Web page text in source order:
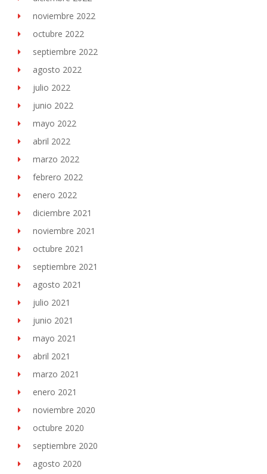
noviembre 2022
octubre 2022
septiembre 2022
agosto 2022
julio 2022
junio 2022
mayo 2022
abril 2022
marzo 2022
febrero 2022
enero 2022
diciembre 2021
noviembre 2021
octubre 2021
septiembre 2021
agosto 2021
julio 2021
junio 2021
mayo 2021
abril 2021
marzo 2021
enero 2021
noviembre 2020
octubre 2020
septiembre 2020
agosto 2020